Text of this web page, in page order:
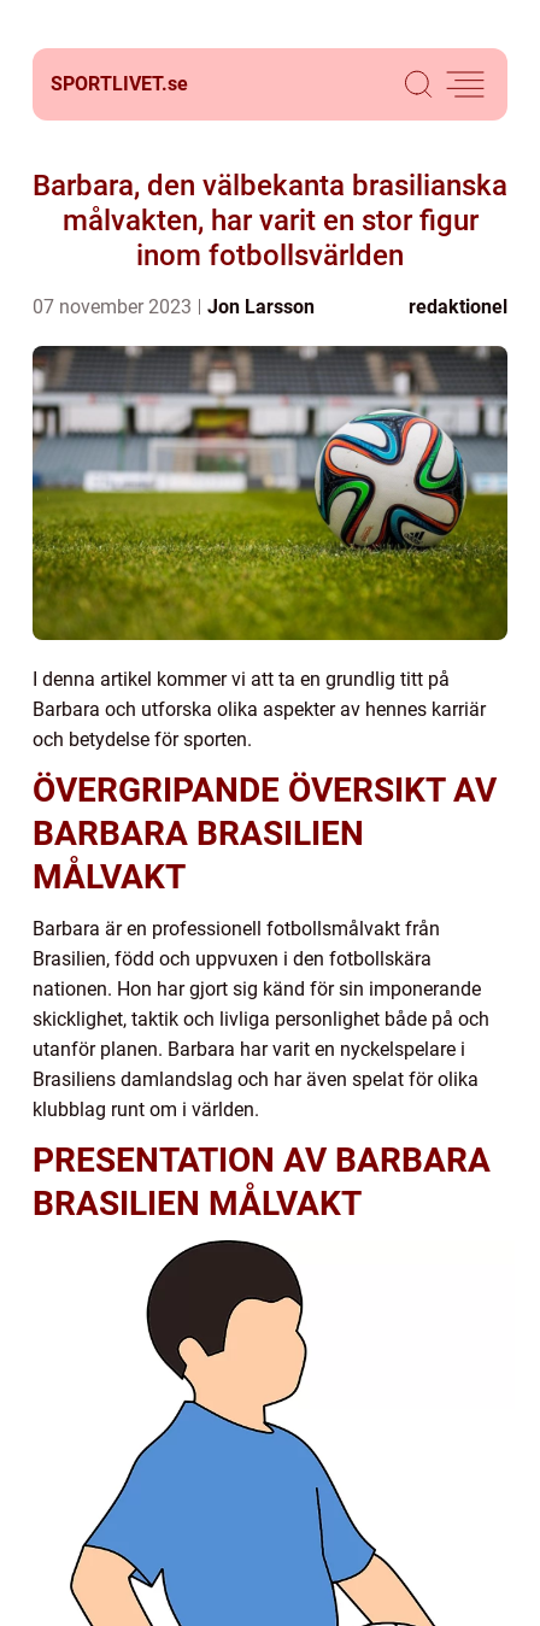
SPORTLIVET.se
Barbara, den välbekanta brasilianska
målvakten, har varit en stor figur
inom fotbollsvärlden
07 november 2023 Jon Larsson redaktionel
I denna artikel kommer vi att ta en grundlig titt på
Barbara och utforska olika aspekter av hennes karriär
och betydelse för sporten.
ÖVERGRIPANDE ÖVERSIKT AV
BARBARA BRASILIEN
MÅLVAKT
Barbara är en professionell fotbollsmålvakt från
Brasilien, född och uppvuxen i den fotbollskära
nationen. Hon har gjort sig känd för sin imponerande
skicklighet, taktik och livliga personlighet både på och
utanför planen. Barbara har varit en nyckelspelare i
Brasiliens damlandslag och har även spelat för olika
klubblag runt om i världen.
PRESENTATION AV BARBARA
BRASILIEN MÅLVAKT